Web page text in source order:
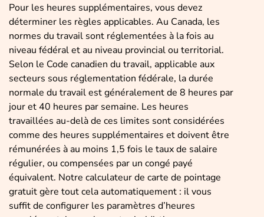
Pour les heures supplémentaires, vous devez
déterminer les règles applicables. Au Canada, les
normes du travail sont réglementées à la fois au
niveau fédéral et au niveau provincial ou territorial.
Selon le Code canadien du travail, applicable aux
secteurs sous réglementation fédérale, la durée
normale du travail est généralement de 8 heures par
jour et 40 heures par semaine. Les heures
travaillées au-delà de ces limites sont considérées
comme des heures supplémentaires et doivent être
rémunérées à au moins 1,5 fois le taux de salaire
régulier, ou compensées par un congé payé
équivalent. Notre calculateur de carte de pointage
gratuit gère tout cela automatiquement : il vous
suffit de configurer les paramètres d’heures